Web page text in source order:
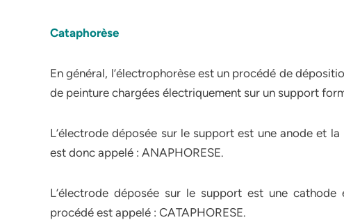
Cataphorèse
En général, l’électrophorèse est un procédé de
de peinture chargées électriquement sur un support
L’électrode déposée sur le support est une anode et
est donc appelé : ANAPHORESE.
L’électrode déposée sur le support est une
procédé est appelé : CATAPHORESE.